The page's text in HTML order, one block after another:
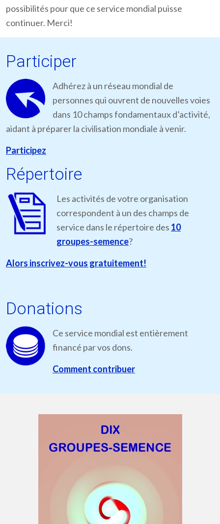
possibilités pour que ce service mondial puisse
continuer. Merci!
Participer
Adhérez à un réseau mondial de
personnes qui ouvrent de nouvelles voies
dans 10 champs fondamentaux d’activité,
aidant à préparer la civilisation mondiale à venir.
Participez
Répertoire
Les activités de votre organisation
correspondent à un des champs de
service dans le répertoire des 10
groupes-semence?
Alors inscrivez-vous gratuitement!
Donations
Ce service mondial est entièrement
financé par vos dons.
Comment contribuer